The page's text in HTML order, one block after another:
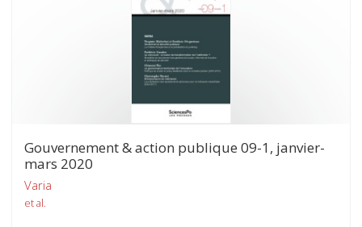
Gouvernement & action publique 09-1, janvier-
mars 2020
Varia
et al.